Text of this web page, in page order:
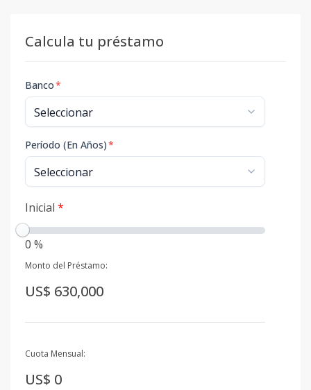
Calcula tu préstamo
Banco*
Período (En Años)*
Inicial *
0 %
Monto del Préstamo:
US$ 630,000
Cuota Mensual:
US$ 0